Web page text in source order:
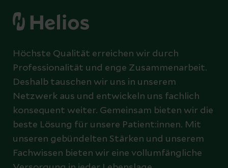
Höchste Qualität erreichen wir durch
Professionalität und enge Zusammenarbeit.
Deshalb tauschen wir uns in unserem
Netzwerk aus und entwickeln uns fachlich
konsequent weiter. Gemeinsam bieten wir die
beste Lösung für unsere Patient:innen. Mit
unseren gebündelten Stärken und unserem
Fachwissen bieten wir eine vollumfängliche